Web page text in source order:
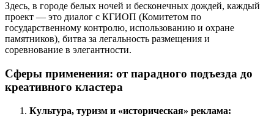
Здесь, в городе белых ночей и бесконечных дождей, каждый
проект — это диалог с КГИОП (Комитетом по
государственному контролю, использованию и охране
памятников), битва за легальность размещения и
соревнование в элегантности.
Сферы применения: от парадного подъезда до
креативного кластера
Культура, туризм и «историческая» реклама: